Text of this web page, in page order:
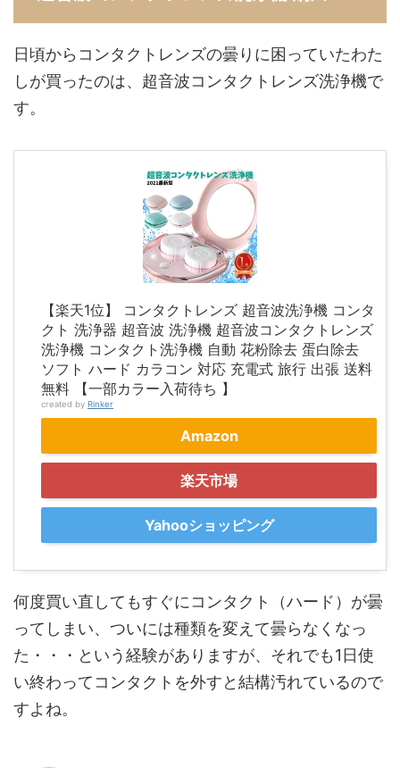
日頃からコンタクトレンズの曇りに困っていたわた
しが買ったのは、超音波コンタクトレンズ洗浄機で
す。
【楽天1位】 コンタクトレンズ 超音波洗浄機 コンタ
クト 洗浄器 超音波 洗浄機 超音波コンタクトレンズ
洗浄機 コンタクト洗浄機 自動 花粉除去 蛋白除去
ソフト ハード カラコン 対応 充電式 旅行 出張 送料
無料 【一部カラー入荷待ち 】
created by Rinker
Amazon
楽天市場
Yahooショッピング
何度買い直してもすぐにコンタクト（ハード）が曇
ってしまい、ついには種類を変えて曇らなくなっ
た・・・という経験がありますが、それでも1日使
い終わってコンタクトを外すと結構汚れているので
すよね。